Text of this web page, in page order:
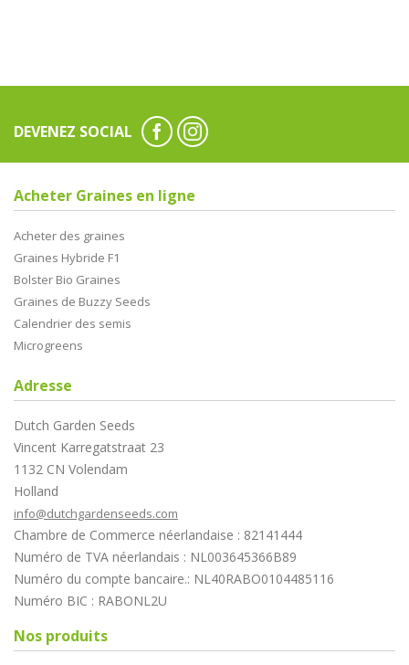
DEVENEZ SOCIAL
Acheter Graines en ligne
Acheter des graines
Graines Hybride F1
Bolster Bio Graines
Graines de Buzzy Seeds
Calendrier des semis
Microgreens
Adresse
Dutch Garden Seeds
Vincent Karregatstraat 23
1132 CN Volendam
Holland
info@dutchgardenseeds.com
Chambre de Commerce néerlandaise : 82141444
Numéro de TVA néerlandais : NL003645366B89
Numéro du compte bancaire.: NL40RABO0104485116
Numéro BIC : RABONL2U
Nos produits